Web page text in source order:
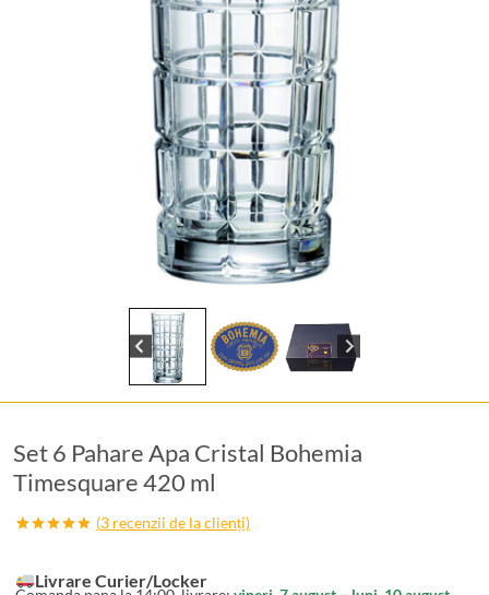
Set 6 Pahare Apa Cristal Bohemia
Timesquare 420 ml
pe baza a
evaluări de
(3 recenzii de la clienți)
Livrare Curier/Locker